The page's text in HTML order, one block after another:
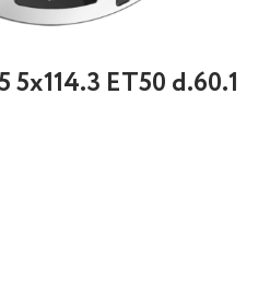
5x114.3 ET50 d.60.1